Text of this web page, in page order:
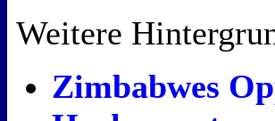
Weitere
Zimbabwes